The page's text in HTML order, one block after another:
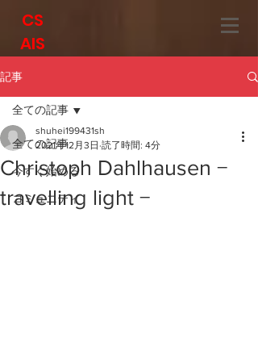
CS
AIS
記事
全ての記事
今すぐ始める
コミュニティ
全ての記事
Christoph Dahlhausen −
travelling light −
shuhei199431sh
2021年12月3日 読了時間: 4分